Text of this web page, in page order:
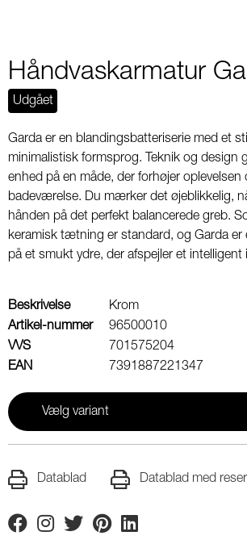
Håndvaskarmatur
Udgået
Garda er en blandingsbatteriserie med et
minimalistisk formsprog. Teknik og design
enhed på en måde, der forhøjer
badeværelse. Du mærker det øjeblikkelig,
hånden på det perfekt balancerede greb.
keramisk tætning er standard, og Garda er
på et smukt ydre, der afspejler et intelligent
Beskrivelse
Krom
Artikel-nummer
96500010
VVS
701575204
EAN
7391887221347
Vælg variant
Datablad Datablad med
FacebookInstagram
TwitterPinterestLinkedin